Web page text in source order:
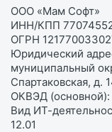
ООО «Мам Софт»
ИНН/КПП
ОГРН
Юридический
муниципальный
Спартаковская, д.
ОКВЭД (основной):
Вид ИТ-
12.01